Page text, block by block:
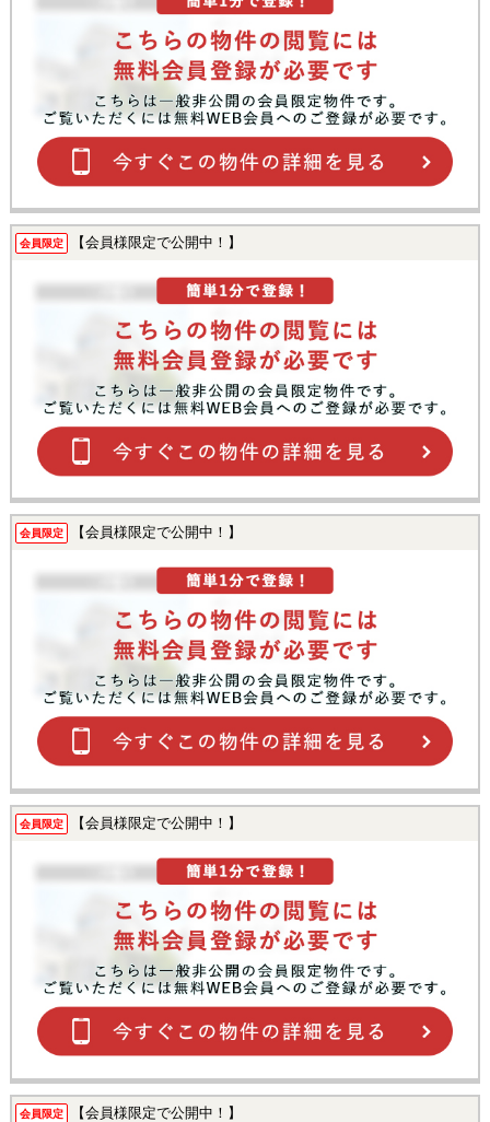
会員限定 【会員様限定で公開中！】
会員限定 【会員様限定で公開中！】
会員限定 【会員様限定で公開中！】
会員限定 【会員様限定で公開中！】